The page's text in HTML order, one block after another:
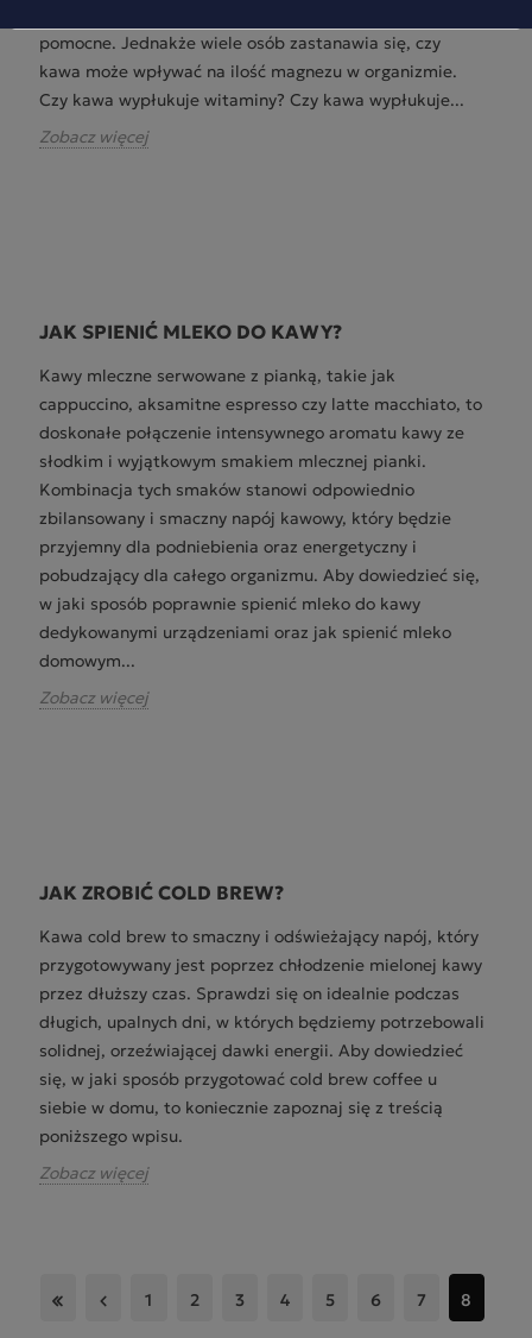
pomocne. Jednakże wiele osób zastanawia się, czy
kawa może wpływać na ilość magnezu w organizmie.
Czy kawa wypłukuje witaminy? Czy kawa wypłukuje...
Zobacz więcej
JAK SPIENIĆ MLEKO DO KAWY?
Kawy mleczne serwowane z pianką, takie jak
cappuccino, aksamitne espresso czy latte macchiato, to
doskonałe połączenie intensywnego aromatu kawy ze
słodkim i wyjątkowym smakiem mlecznej pianki.
Kombinacja tych smaków stanowi odpowiednio
zbilansowany i smaczny napój kawowy, który będzie
przyjemny dla podniebienia oraz energetyczny i
pobudzający dla całego organizmu. Aby dowiedzieć się,
w jaki sposób poprawnie spienić mleko do kawy
dedykowanymi urządzeniami oraz jak spienić mleko
domowym...
Zobacz więcej
JAK ZROBIĆ COLD BREW?
Kawa cold brew to smaczny i odświeżający napój, który
przygotowywany jest poprzez chłodzenie mielonej kawy
przez dłuższy czas. Sprawdzi się on idealnie podczas
długich, upalnych dni, w których będziemy potrzebowali
solidnej, orzeźwiającej dawki energii. Aby dowiedzieć
się, w jaki sposób przygotować cold brew coffee u
siebie w domu, to koniecznie zapoznaj się z treścią
poniższego wpisu.
Zobacz więcej
1 2 3 4 5 6 7 8